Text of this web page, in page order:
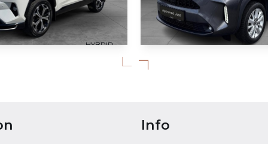
HYBRID
KØB ONLINE
Toyota Yaris Cross
63.788 KM
2022
Info